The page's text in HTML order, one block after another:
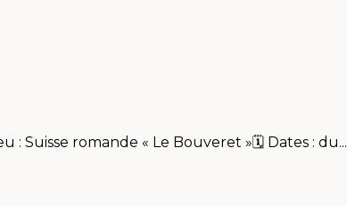
: Suisse romande « Le Bouveret »🗓 Dates : du...